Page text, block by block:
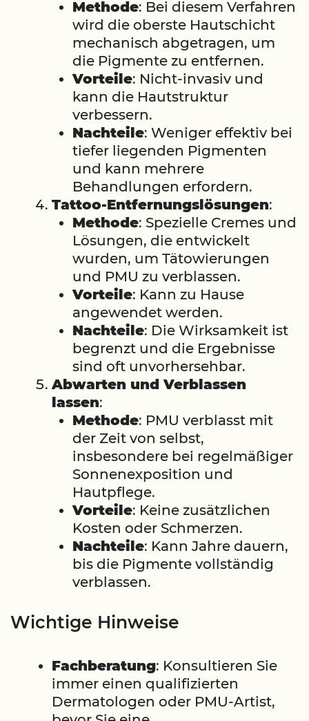
Methode: Bei diesem Verfahren
wird die oberste Hautschicht
mechanisch abgetragen, um
die Pigmente zu entfernen.
Vorteile: Nicht-invasiv und
kann die Hautstruktur
verbessern.
Nachteile: Weniger effektiv bei
tiefer liegenden Pigmenten
und kann mehrere
Behandlungen erfordern.
Tattoo-Entfernungslösungen:
Methode: Spezielle Cremes und
Lösungen, die entwickelt
wurden, um Tätowierungen
und PMU zu verblassen.
Vorteile: Kann zu Hause
angewendet werden.
Nachteile: Die Wirksamkeit ist
begrenzt und die Ergebnisse
sind oft unvorhersehbar.
Abwarten und Verblassen
lassen:
Methode: PMU verblasst mit
der Zeit von selbst,
insbesondere bei regelmäßiger
Sonnenexposition und
Hautpflege.
Vorteile: Keine zusätzlichen
Kosten oder Schmerzen.
Nachteile: Kann Jahre dauern,
bis die Pigmente vollständig
verblassen.
Wichtige Hinweise
Fachberatung: Konsultieren Sie
immer einen qualifizierten
Dermatologen oder PMU-Artist,